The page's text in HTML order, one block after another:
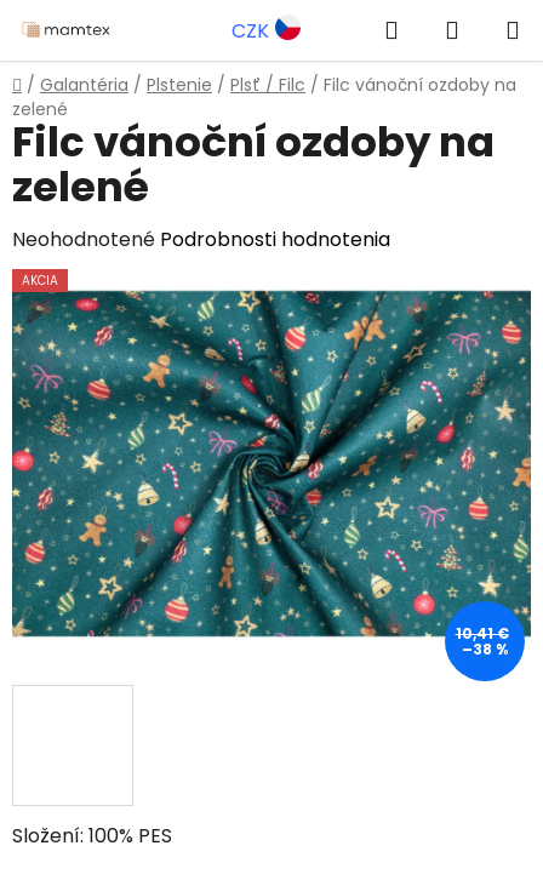
na
obsah
CZK Hľadať
KOŠÍK
Domov
/ Galantéria / Plstenie / Plsť / Filc / Filc vánoční ozdoby na
zelené
Složení: 100% PES
Filc vánoční ozdoby na
zelené
Priemerné
hodnotenie
produktu
je
0,0
z
5
hviezdičiek.
Neohodnotené Podrobnosti hodnotenia
AKCIA
10,41 €
–38 %